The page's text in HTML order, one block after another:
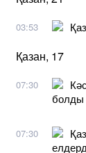
03:53
Қазан, 17
07:30
болды
07:30